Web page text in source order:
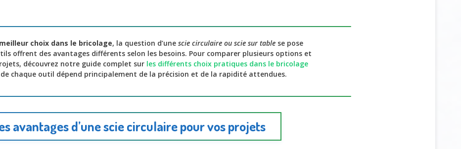
meilleur choix dans le bricolage, la question d’une scie circulaire ou scie sur table se pose
offrent des avantages différents selon les besoins. Pour comparer plusieurs options et
découvrez notre guide complet sur les différents choix pratiques dans le bricolage
chaque outil dépend principalement de la précision et de la rapidité attendues.
avantages d’une scie circulaire pour vos projets